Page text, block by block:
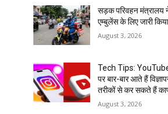
सड़क परिवहन मंत्रालय ने
एम्बुलेंस के लिए जारी
August 3, 2026
Tech Tips:
पर बार-बार आते हैं
तरीकों से कर सकते हैं
August 3, 2026